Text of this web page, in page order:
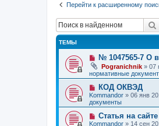
Перейти к расширенному
ТЕМЫ
Н
в
о
е
с
о
о
б
щ
№ 1047565-7 О
Pogranichnik » 07
нормативные
Н
о
в
о
е
КОД ОКВЭД
Kommandor » 06 янв
документы
Н
о
Статья на сайте
Kommandor » 14 сен